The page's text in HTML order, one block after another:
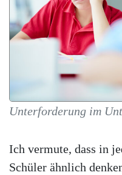
Unterforderung im
Ich vermute, dass in
Schüler ähnlich